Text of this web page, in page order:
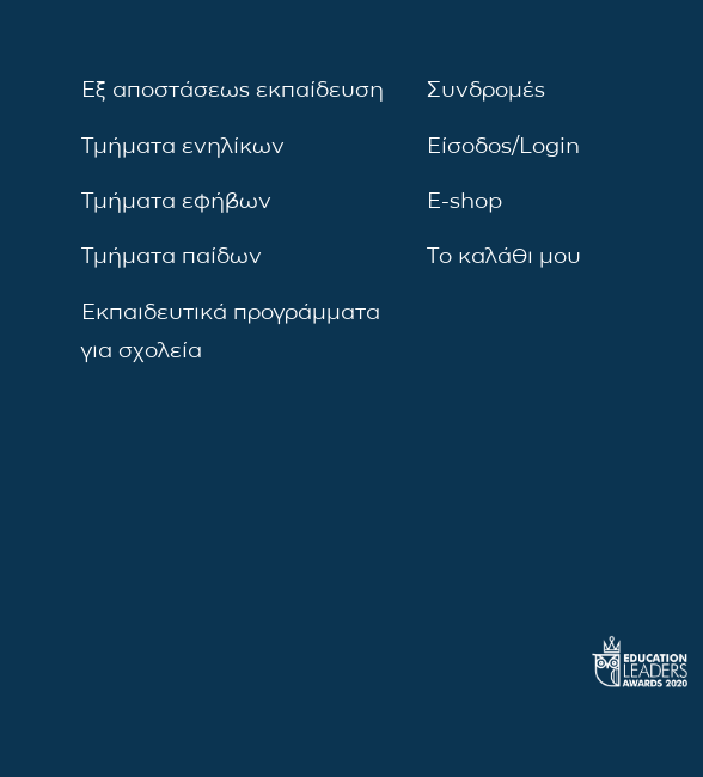
Εξ αποστάσεως εκπαίδευση
Τμήματα ενηλίκων
Τμήματα εφήβων
Τμήματα παίδων
Εκπαιδευτικά προγράμματα
για σχολεία
Συνδρομές
Είσοδος/Login
E-shop
Το καλάθι μου